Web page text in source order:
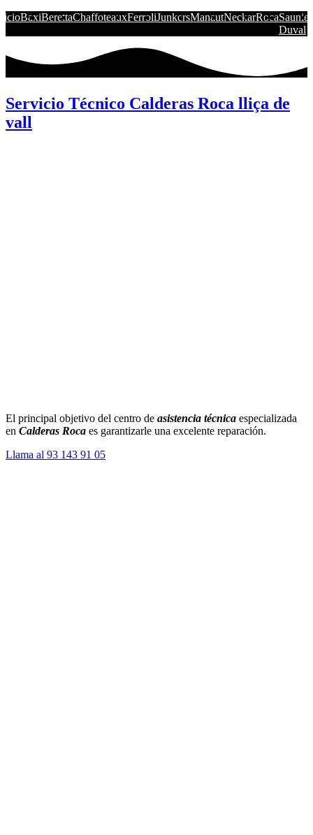
BaxiBerettaChaffoteauxFerroliJunkersManautNeckarRocaSaunier
Duval
Servicio Técnico Calderas Roca lliça de
vall
El principal objetivo del centro de asistencia técnica especializada
en Calderas Roca es garantizarle una excelente reparación.
Llama al 93 143 91 05